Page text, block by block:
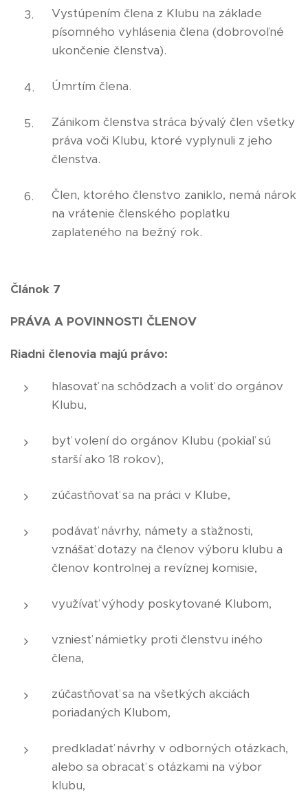
Vystúpením člena z Klubu na základe
písomného vyhlásenia člena (dobrovoľné
ukončenie členstva).
Úmrtím člena.
Zánikom členstva stráca bývalý člen všetky
práva voči Klubu, ktoré vyplynuli z jeho
členstva.
Člen, ktorého členstvo zaniklo, nemá nárok
na vrátenie členského poplatku
zaplateného na bežný rok.
Článok 7
PRÁVA A POVINNOSTI ČLENOV
Riadni členovia majú právo:
hlasovať na schôdzach a voliť do orgánov
Klubu,
byť volení do orgánov Klubu (pokiaľ sú
starší ako 18 rokov),
zúčastňovať sa na práci v Klube,
podávať návrhy, námety a sťažnosti,
vznášať dotazy na členov výboru klubu a
členov kontrolnej a revíznej komisie,
využívať výhody poskytované Klubom,
vzniesť námietky proti členstvu iného
člena,
zúčastňovať sa na všetkých akciách
poriadaných Klubom,
predkladať návrhy v odborných otázkach,
alebo sa obracať s otázkami na výbor
klubu,